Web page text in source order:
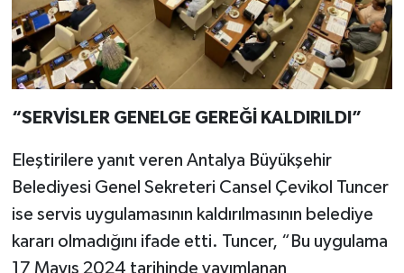
“SERVİSLER GENELGE GEREĞİ KALDIRILDI”
Eleştirilere yanıt veren Antalya Büyükşehir
Belediyesi Genel Sekreteri Cansel Çevikol Tuncer
ise servis uygulamasının kaldırılmasının belediye
kararı olmadığını ifade etti. Tuncer, “Bu uygulama
17 Mayıs 2024 tarihinde yayımlanan